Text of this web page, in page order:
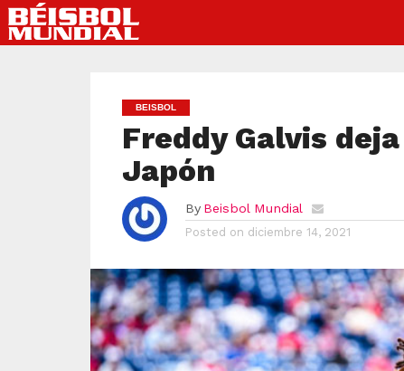
BEISBOL
Freddy Galvis
Japón
By Beisbol Mundial
Posted on diciembre 14, 2021